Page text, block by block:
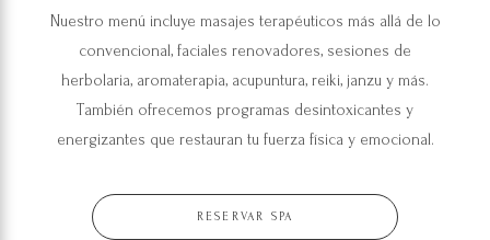
Nuestro menú incluye masajes terapéuticos más allá de lo
convencional, faciales renovadores, sesiones de
herbolaria, aromaterapia, acupuntura, reiki, janzu y más.
También ofrecemos programas desintoxicantes y
energizantes que restauran tu fuerza física y emocional.
RESERVAR SPA